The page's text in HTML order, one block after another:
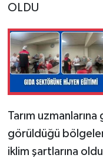
OLDU
Tarım
görüldüğü bölgeleri
iklim şartlarına